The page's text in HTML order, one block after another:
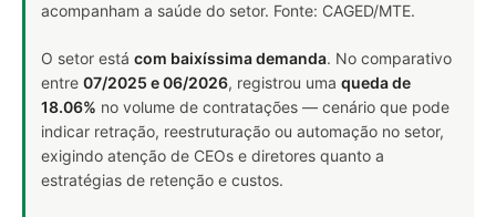
acompanham a saúde do setor. Fonte: CAGED/MTE.
O setor está com baixíssima demanda. No comparativo
entre 07/2025 e 06/2026, registrou uma queda de
18.06% no volume de contratações — cenário que pode
indicar retração, reestruturação ou automação no setor,
exigindo atenção de CEOs e diretores quanto a
estratégias de retenção e custos.